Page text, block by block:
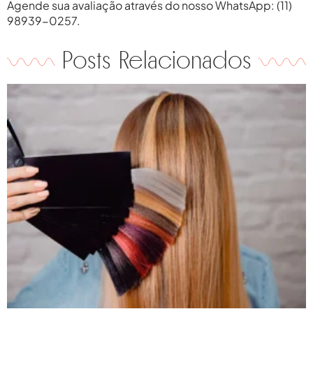
Agende sua avaliação através do nosso WhatsApp: (11)
98939-0257.
Posts Relacionados